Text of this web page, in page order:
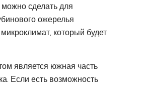
можно сделать для
ожерелья
который будет
является южная часть
Если есть возможность